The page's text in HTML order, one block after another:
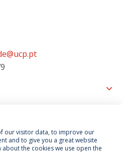
our visitor data, to improve our
and to give you a great website
the cookies we use open the